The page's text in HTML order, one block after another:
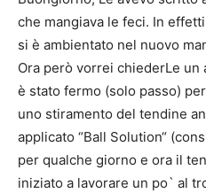
che mangiava le feci. In
si è ambientato nel nuovo
Ora però vorrei chiederLe
è stato fermo (solo passo)
uno stiramento del tendine
applicato “Ball Solution“
per qualche giorno e ora il
iniziato a lavorare un po` al